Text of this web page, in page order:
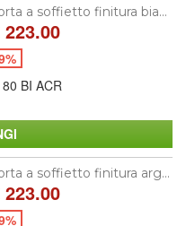
a soffietto finitura bia...
223.00
BI ACR
a soffietto finitura arg...
223.00